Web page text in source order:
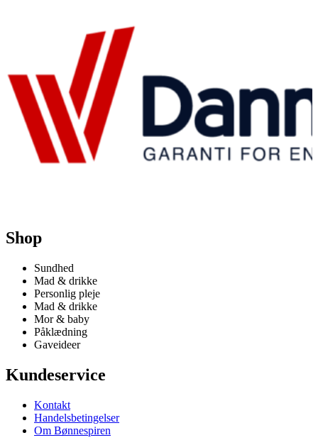
Shop
Sundhed
Mad & drikke
Personlig pleje
Mad & drikke
Mor & baby
Påklædning
Gaveideer
Kundeservice
Kontakt
Handelsbetingelser
Om Bønnespiren